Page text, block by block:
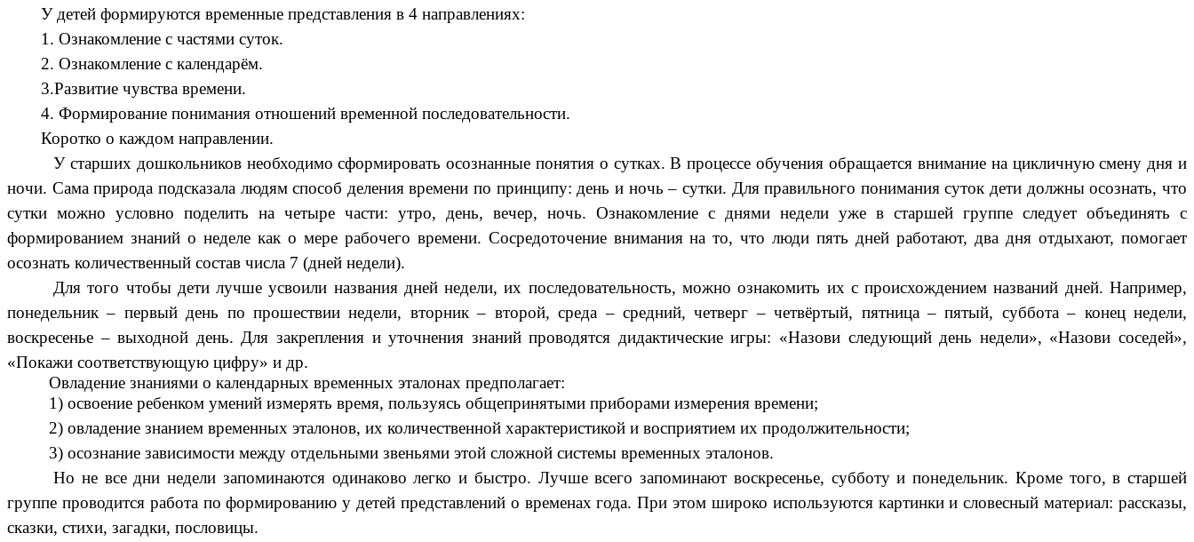
У детей формируются временные представления в 4 направлениях:
1. Ознакомление с частями суток.
2. Ознакомление с календарём.
3.Развитие чувства времени.
4. Формирование понимания отношений временной последовательности.
Коротко о каждом направлении.
У старших дошкольников необходимо сформировать осознанные понятия о сутках. В процессе обучения обращается внимание на цикличную смену дня и
ночи. Сама природа подсказала людям способ деления времени по принципу: день и ночь – сутки. Для правильного понимания суток дети должны осознать, что
сутки можно условно поделить на четыре части: утро, день, вечер, ночь. Ознакомление с днями недели уже в старшей группе следует объединять с
формированием знаний о неделе как о мере рабочего времени. Сосредоточение внимания на то, что люди пять дней работают, два дня отдыхают, помогает
осознать количественный состав числа 7 (дней недели).
Для того чтобы дети лучше усвоили названия дней недели, их последовательность, можно ознакомить их с происхождением названий дней. Например,
понедельник – первый день по прошествии недели, вторник – второй, среда – средний, четверг – четвёртый, пятница – пятый, суббота – конец недели,
воскресенье – выходной день. Для закрепления и уточнения знаний проводятся дидактические игры: «Назови следующий день недели», «Назови соседей»,
«Покажи соответствующую цифру» и др.
Овладение знаниями о календарных временных эталонах предполагает:
1) освоение ребенком умений измерять время, пользуясь общепринятыми приборами измерения времени;
2) овладение знанием временных эталонов, их количественной характеристикой и восприятием их продолжительности;
3) осознание зависимости между отдельными звеньями этой сложной системы временных эталонов.
Но не все дни недели запоминаются одинаково легко и быстро. Лучше всего запоминают воскресенье, субботу и понедельник. Кроме того, в старшей
группе проводится работа по формированию у детей представлений о временах года. При этом широко используются картинки и словесный материал: рассказы,
сказки, стихи, загадки, пословицы.